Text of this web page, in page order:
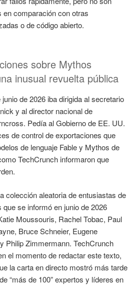
comparación con otras
o de código abierto.
sobre Mythos
inusual revuelta pública
de 2026 iba dirigida al secretario
y al director nacional de
Pedía al Gobierno de EE. UU.
de control de exportaciones que
de lenguaje Fable y Mythos de
TechCrunch informaron que
colección aleatoria de entusiastas de
se informó en junio de 2026
Moussouris, Rachel Tobac, Paul
Bruce Schneier, Eugene
Philip Zimmermann. TechCrunch
el momento de redactar este texto,
la carta en directo mostró más tarde
“más de 100” expertos y líderes en